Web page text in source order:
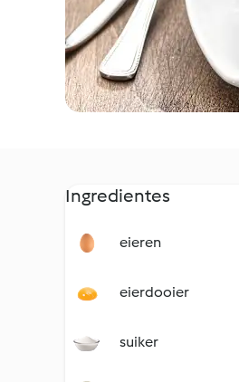
Ingredientes
eieren
eierdooier
suiker